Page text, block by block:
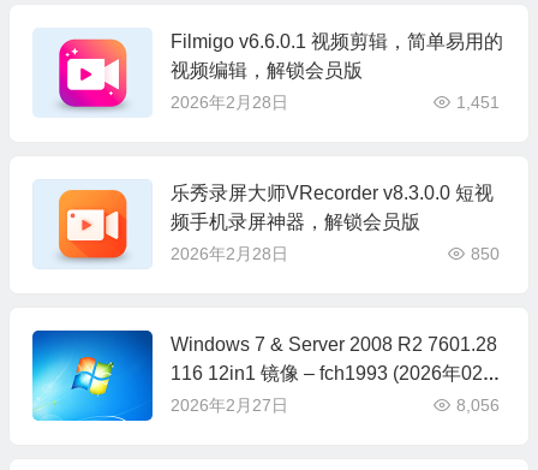
Filmigo v6.6.0.1 视频剪辑，简单易用的
视频编辑，解锁会员版
2026年2月28日 1,451
乐秀录屏大师VRecorder v8.3.0.0 短视
频手机录屏神器，解锁会员版
2026年2月28日 850
Windows 7 & Server 2008 R2 7601.28
116 12in1 镜像 – fch1993 (2026年02
月)
2026年2月27日 8,056